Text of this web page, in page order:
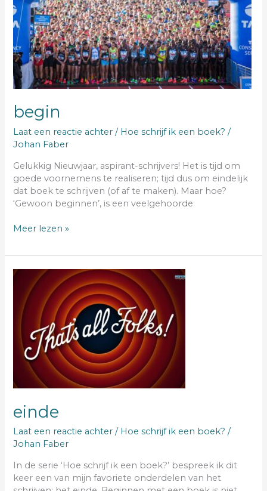
begin
Laat een reactie achter / Hoe schrijf ik een boek? /
Johan Faber
Gelukkig Nieuwjaar, aspirant-schrijvers! Het is tijd om
goede voornemens te realiseren; tijd dus om eindelijk
dat boek te schrijven (of af te maken). Maar hoe?
‘Gewoon beginnen’, is een veelgehoorde
Meer lezen »
einde
Laat een reactie achter / Hoe schrijf ik een boek? /
Johan Faber
In de serie ‘Hoe schrijf ik een boek?’ bespreek ik dit
keer een van mijn favoriete onderdelen van het
einde